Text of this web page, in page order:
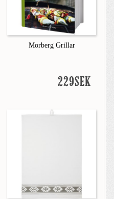
Morberg Grillar
229SEK